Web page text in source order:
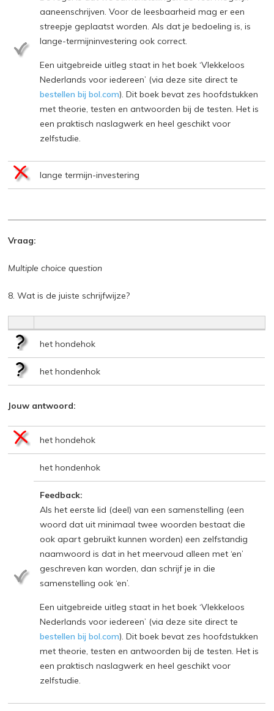
aaneenschrijven. Voor de leesbaarheid mag er een
streepje geplaatst worden. Als dat je bedoeling is, is
lange-termijninvestering ook correct.
Een uitgebreide uitleg staat in het boek ‘Vlekkeloos
Nederlands voor iedereen’ (via deze site direct te
bestellen bij bol.com). Dit boek bevat zes hoofdstukken
met theorie, testen en antwoorden bij de testen. Het is
een praktisch naslagwerk en heel geschikt voor
zelfstudie.
lange termijn-investering
Vraag:
Multiple choice question
8. Wat is de juiste schrijfwijze?
het hondehok
het hondenhok
Jouw antwoord:
het hondehok
het hondenhok
Feedback:
Als het eerste lid (deel) van een samenstelling (een
woord dat uit minimaal twee woorden bestaat die
ook apart gebruikt kunnen worden) een zelfstandig
naamwoord is dat in het meervoud alleen met ‘en’
geschreven kan worden, dan schrijf je in die
samenstelling ook ‘en’.
Een uitgebreide uitleg staat in het boek ‘Vlekkeloos
Nederlands voor iedereen’ (via deze site direct te
bestellen bij bol.com). Dit boek bevat zes hoofdstukken
met theorie, testen en antwoorden bij de testen. Het is
een praktisch naslagwerk en heel geschikt voor
zelfstudie.